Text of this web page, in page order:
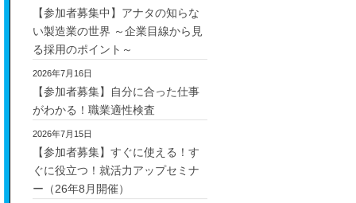
【参加者募集中】アナタの知らな
い製造業の世界 ～企業目線から見
る採用のポイント～
2026年7月16日
【参加者募集】自分に合った仕事
がわかる！職業適性検査
2026年7月15日
【参加者募集】すぐに使える！す
ぐに役立つ！就活力アップセミナ
ー（26年8月開催）